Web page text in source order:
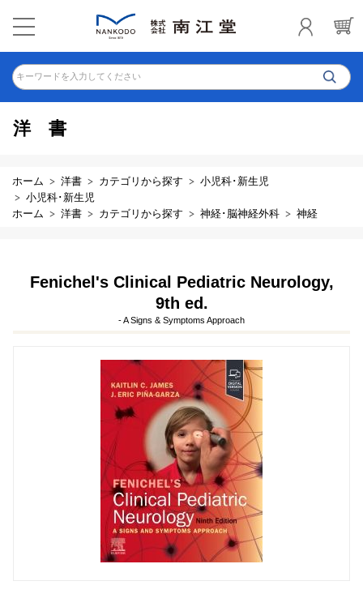
キーワードを入力してください
洋書
ホーム 洋書 カテゴリから探す
小児科･新生児
小児科･新生児
ホーム
洋書 カテゴリから探す 神経･脳神経外科 神経
Fenichel's Clinical Pediatric Neurology,
9th ed.
- A Signs & Symptoms Approach